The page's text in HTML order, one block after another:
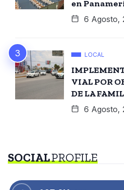
en
6 Agosto,
LOCAL
VIAL POR
DE LA
6 Agosto,
SOCIALPROFILE